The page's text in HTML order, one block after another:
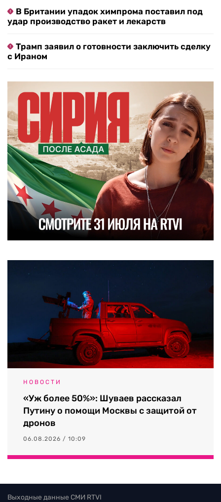
В Британии упадок химпрома поставил под
удар производство ракет и лекарств
Трамп заявил о готовности заключить сделку
с Ираном
НОВОСТИ
«Уж более 50%»: Шуваев рассказал
Путину о помощи Москвы с защитой от
дронов
06.08.2026 / 10:09
Выходные данные СМИ RTVI